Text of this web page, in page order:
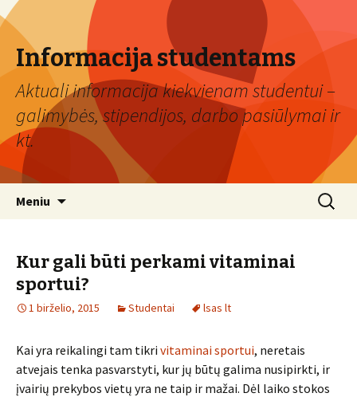
Informacija studentams
Aktuali informacija kiekvienam studentui –
galimybės, stipendijos, darbo pasiūlymai ir
kt.
Meniu Ieškoti:
Kur gali būti perkami vitaminai
sportui?
1 birželio, 2015 Studentai lsas lt
Kai yra reikalingi tam tikri vitaminai sportui, neretais
atvejais tenka pasvarstyti, kur jų būtų galima nusipirkti, ir
įvairių prekybos vietų yra ne taip ir mažai. Dėl laiko stokos